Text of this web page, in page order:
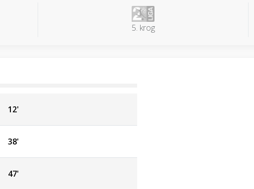
5. krog
12'
38'
47'